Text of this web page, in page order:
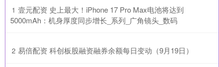
1 ​壹元配资 史上最大！iPhone 17 Pro Max电池将达到
5000mAh：机身厚度同步增长_系列_广角镜头_数码
2 ​易倍配资 科创板股融资融券余额每日变动（9月19日）